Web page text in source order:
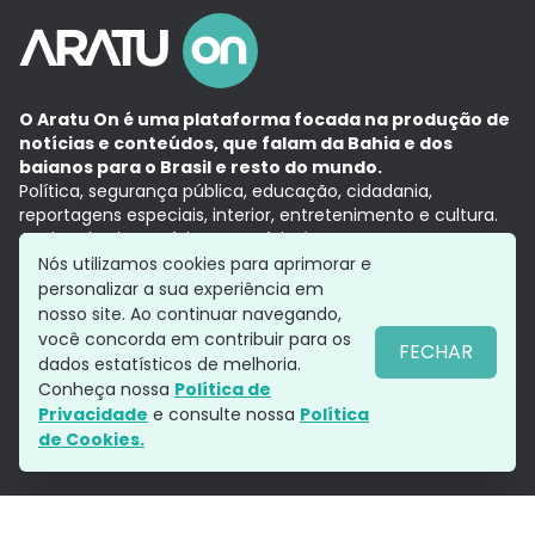
O Aratu On é uma plataforma focada na produção de
notícias e conteúdos, que falam da Bahia e dos
baianos para o Brasil e resto do mundo.
Política, segurança pública, educação, cidadania,
reportagens especiais, interior, entretenimento e cultura.
Aqui, tudo vira notícia e a notícia é no tempo presente,
com a credibilidade do Grupo Aratu.
Grupo Aratu
Política de privacidade
Siga-nos
Nós utilizamos cookies para aprimorar e
personalizar a sua experiência em
nosso site. Ao continuar navegando,
você concorda em contribuir para os
dados estatísticos de melhoria.
Conheça nossa Política de
Privacidade e consulte nossa Política
de Cookies.
FECHAR